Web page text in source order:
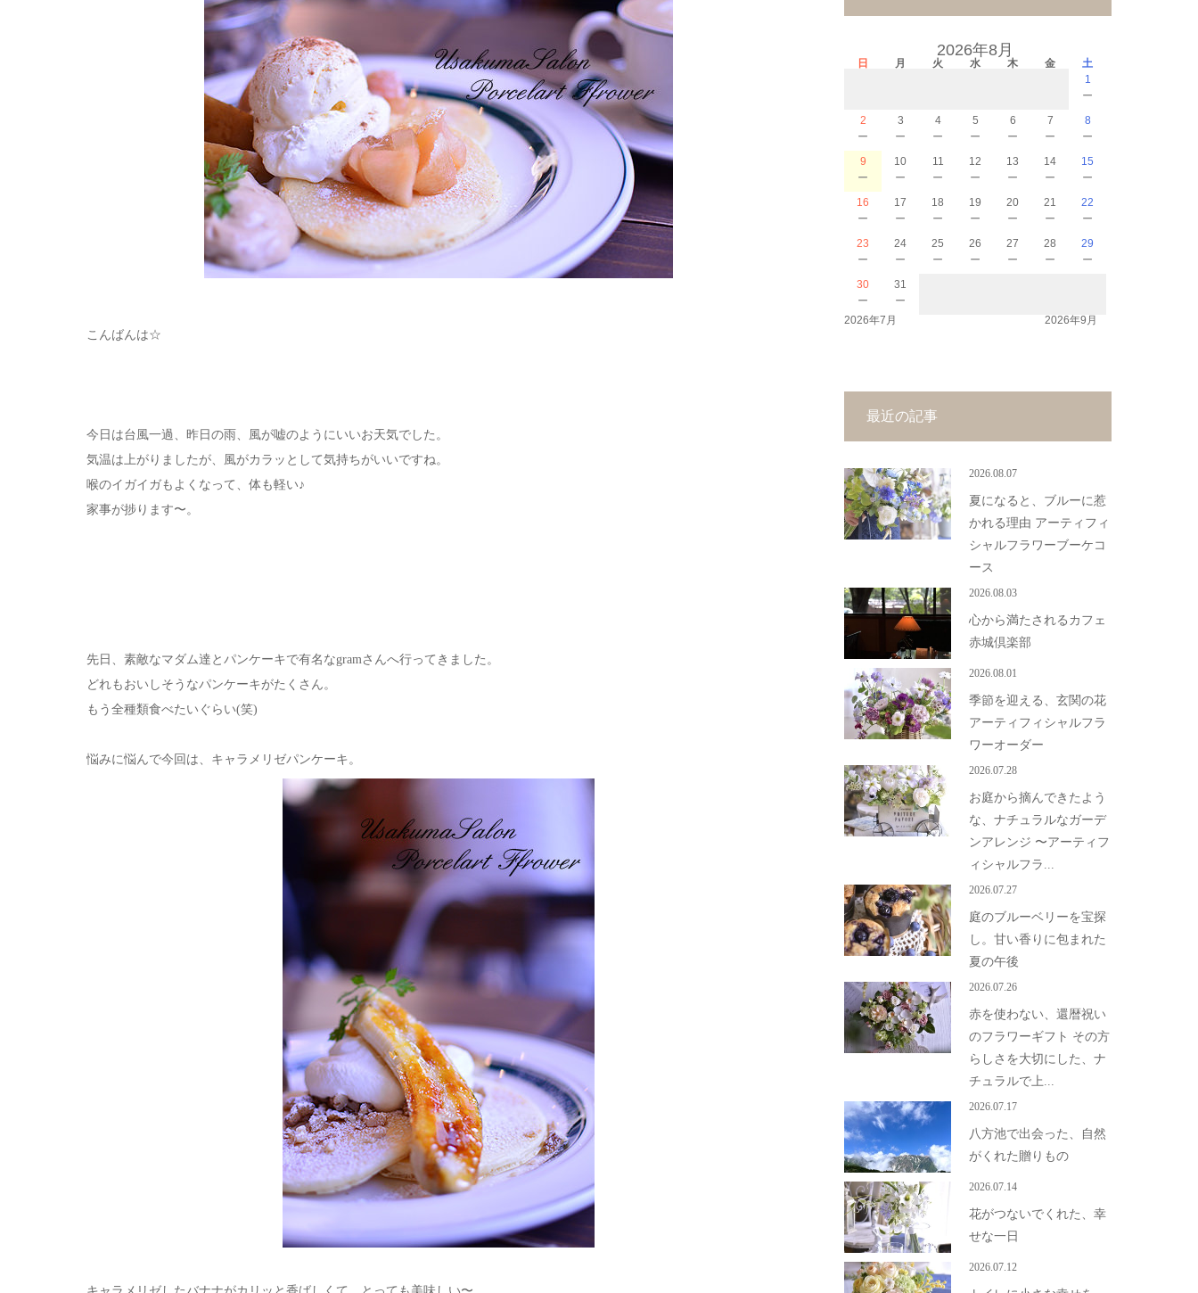
こんばんは☆
今日は台風一過、昨日の雨、風が嘘のようにいいお天気でした。
気温は上がりましたが、風がカラッとして気持ちがいいですね。
喉のイガイガもよくなって、体も軽い♪
家事が捗ります〜。
先日、素敵なマダム達とパンケーキで有名なgramさんへ行ってきました。
どれもおいしそうなパンケーキがたくさん。
もう全種類食べたいぐらい(笑)
悩みに悩んで今回は、キャラメリゼパンケーキ。
2026年8月
日 月 火 水 木 金
土
1
－
2
－
3
－
4
－
5
－
6
－
7
－
8
－
9
－
10
－
11
－
12
－
13
－
14
－
15
－
16
－
17
－
18
－
19
－
20
－
21
－
22
－
23
－
24
－
25
－
26
－
27
－
28
－
29
－
30
－
31
－
2026年7月 2026年9月
最近の記事
2026.08.07
夏になると、ブルーに惹
かれる理由 アーティフィ
シャルフラワーブーケコ
ース
2026.08.03
心から満たされるカフェ
赤城倶楽部
2026.08.01
季節を迎える、玄関の花
アーティフィシャルフラ
ワーオーダー
2026.07.28
お庭から摘んできたよう
な、ナチュラルなガーデ
ンアレンジ 〜アーティフ
ィシャルフラ...
2026.07.27
庭のブルーベリーを宝探
し。甘い香りに包まれた
夏の午後
2026.07.26
赤を使わない、還暦祝い
のフラワーギフト その方
らしさを大切にした、ナ
チュラルで上...
2026.07.17
八方池で出会った、自然
がくれた贈りもの
2026.07.14
花がつないでくれた、幸
せな一日
2026.07.12